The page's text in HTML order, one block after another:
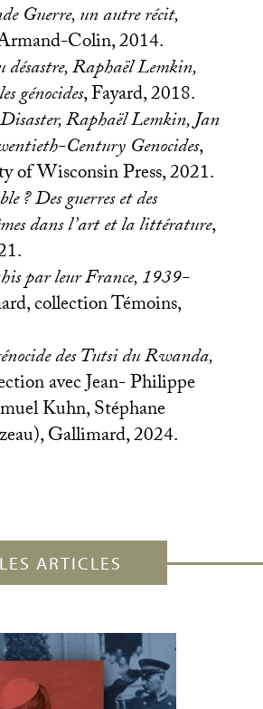
Guerre, un autre récit,
Colin, 2014.
désastre, Raphaël Lemkin,
génocides, Fayard, 2018.
Raphaël Lemkin, Jan
Century Genocides,
of Wisconsin Press, 2021.
? Des guerres et des
dans l’art et la littérature,
par leur France, 1939-
collection Témoins,
des Tutsi du Rwanda,
avec Jean- Philippe
Kuhn, Stéphane
Gallimard, 2024.
LES ARTICLES